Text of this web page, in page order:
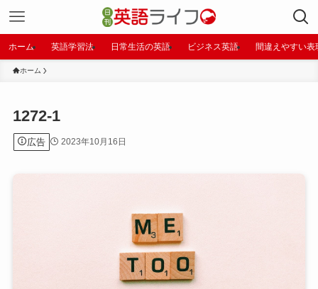
ホーム 英語学習法 日常生活の英語 ビジネス英語 間違えやすい表
ホーム
1272-1
広告 2023年10月16日